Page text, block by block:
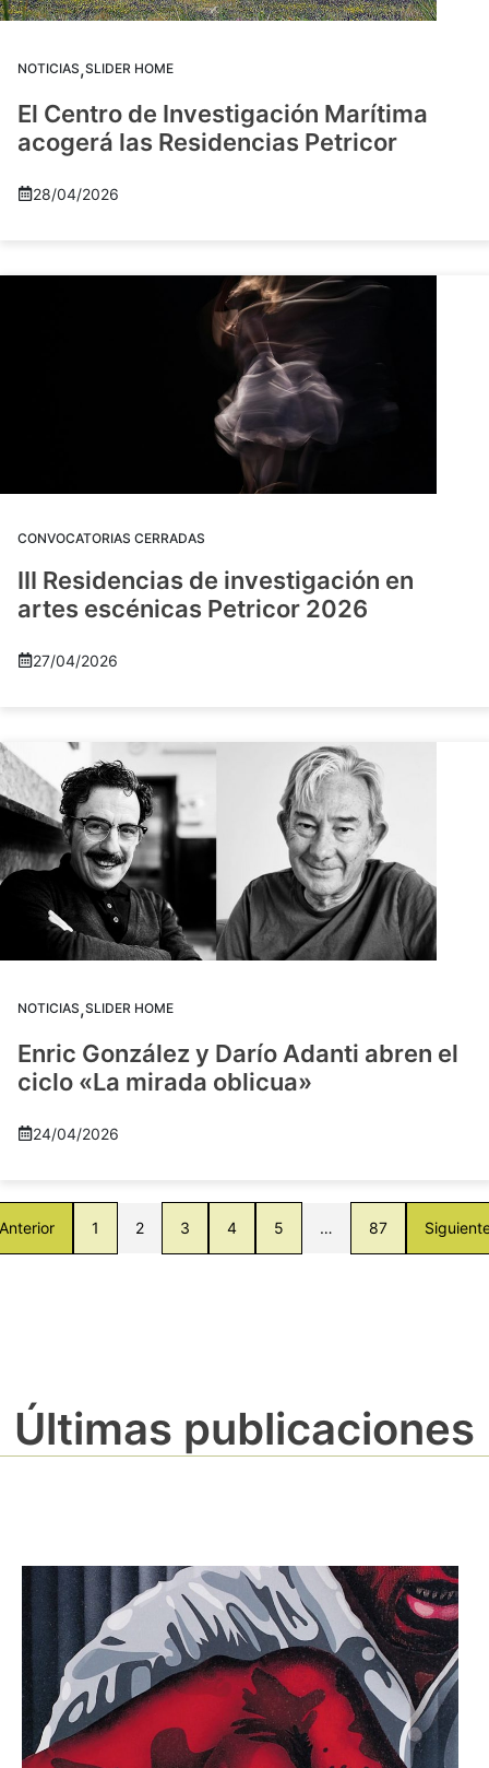
NOTICIAS,SLIDER HOME
El Centro de Investigación Marítima
acogerá las Residencias Petricor
28/04/2026
CONVOCATORIAS CERRADAS
III Residencias de investigación en
artes escénicas Petricor 2026
27/04/2026
NOTICIAS,SLIDER HOME
Enric González y Darío Adanti abren el
ciclo «La mirada oblicua»
24/04/2026
1 2 3 4 5 … 87
Últimas publicaciones